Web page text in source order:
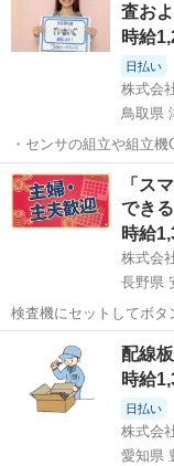
査お
時給
日払い
株式会
鳥取県
・センサの組立や組立
仕事の特典…
鳥取 鳥取市 津
「ス
でき
時給
株式会
長野県
検査機にセットしてボタ
きながら確認しま…
安曇野市
配線
時給
日払い
株式会
愛知県